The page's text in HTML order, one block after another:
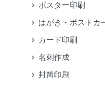
ポスター印刷
はがき・ポストカ
カード印刷
名刺作成
封筒印刷